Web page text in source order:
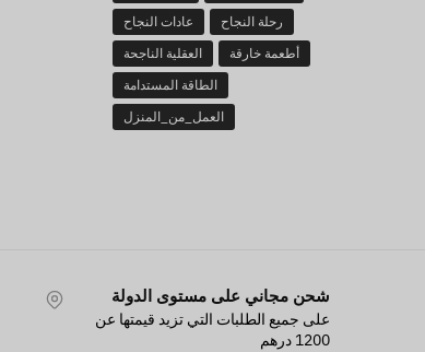
عادات النجاح
رحلة النجاح
العقلية الناجحة
أطعمة خارقة
الطاقة المستدامة
العمل_من_المنزل
شحن مجاني على مستوى الدولة
على جميع الطلبات التي تزيد قيمتها عن
1200 درهم